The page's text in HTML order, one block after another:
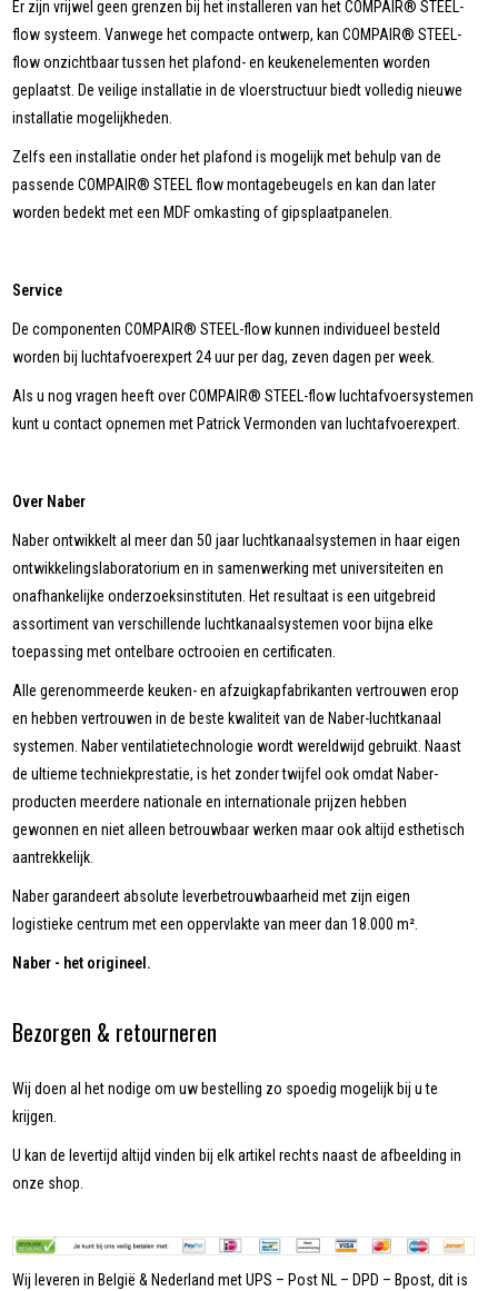
Er zijn vrijwel geen grenzen bij het installeren van het COMPAIR® STEEL-
flow systeem. Vanwege het compacte ontwerp, kan COMPAIR® STEEL-
flow onzichtbaar tussen het plafond- en keukenelementen worden
geplaatst. De veilige installatie in de vloerstructuur biedt volledig nieuwe
installatie mogelijkheden.
Zelfs een installatie onder het plafond is mogelijk met behulp van de
passende COMPAIR® STEEL flow montagebeugels en kan dan later
worden bedekt met een MDF omkasting of gipsplaatpanelen.
Service
De componenten COMPAIR® STEEL-flow kunnen individueel besteld
worden bij luchtafvoerexpert 24 uur per dag, zeven dagen per week.
Als u nog vragen heeft over COMPAIR® STEEL-flow luchtafvoersystemen
kunt u contact opnemen met Patrick Vermonden van luchtafvoerexpert.
Over Naber
Naber ontwikkelt al meer dan 50 jaar luchtkanaalsystemen in haar eigen
ontwikkelingslaboratorium en in samenwerking met universiteiten en
onafhankelijke onderzoeksinstituten. Het resultaat is een uitgebreid
assortiment van verschillende luchtkanaalsystemen voor bijna elke
toepassing met ontelbare octrooien en certificaten.
Alle gerenommeerde keuken- en afzuigkapfabrikanten vertrouwen erop
en hebben vertrouwen in de beste kwaliteit van de Naber-luchtkanaal
systemen. Naber ventilatietechnologie wordt wereldwijd gebruikt. Naast
de ultieme techniekprestatie, is het zonder twijfel ook omdat Naber-
producten meerdere nationale en internationale prijzen hebben
gewonnen en niet alleen betrouwbaar werken maar ook altijd esthetisch
aantrekkelijk.
Naber garandeert absolute leverbetrouwbaarheid met zijn eigen
logistieke centrum met een oppervlakte van meer dan 18.000 m².
Naber - het origineel.
Bezorgen & retourneren
Wij doen al het nodige om uw bestelling zo spoedig mogelijk bij u te
krijgen.
U kan de levertijd altijd vinden bij elk artikel rechts naast de afbeelding in
onze shop.
Wij leveren in België & Nederland met UPS – Post NL – DPD – Bpost, dit is